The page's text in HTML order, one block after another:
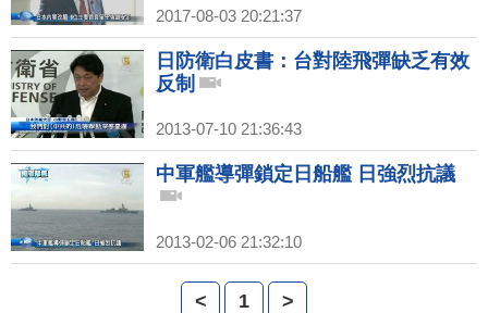
2017-08-03 20:21:37
日防衛白皮書：台對陸飛彈缺乏有效
反制
2013-07-10 21:36:43
中軍艦導彈鎖定日船艦 日強烈抗議
2013-02-06 21:32:10
< 1 >